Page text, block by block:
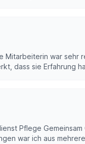
Mitarbeiterin war sehr
dass sie Erfahrung
Pflege
war ich aus